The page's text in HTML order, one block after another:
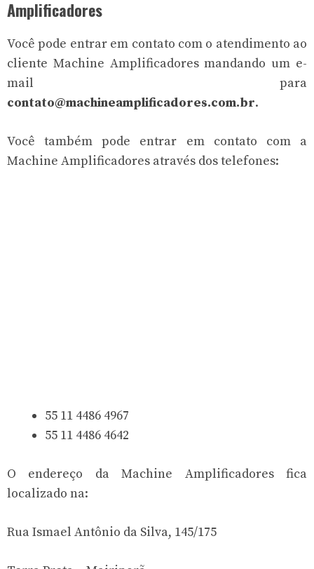
Amplificadores
Você pode entrar em contato com o atendimento ao
cliente Machine Amplificadores mandando um e-
mail para
contato@machineamplificadores.com.br.
Você também pode entrar em contato com a
Machine Amplificadores através dos telefones:
55 11 4486 4967
55 11 4486 4642
O endereço da Machine Amplificadores fica
localizado na:
Rua Ismael Antônio da Silva, 145/175